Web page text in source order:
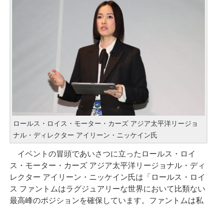
ロールス・ロイス・モーター・カーズ アジア太平洋リージョ
ナル・ディレクター アイリーン・ニッケイン氏
イベントの冒頭であいさつに立ったロールス・ロイ
ス・モーター・カーズ アジア太平洋リージョナル・ディ
レクター アイリーン・ニッケイン氏は「ロールス・ロイ
ス ファントムはラグジュアリーな世界において比類ない
最高峰のポジションを確保しています。ファントムは私